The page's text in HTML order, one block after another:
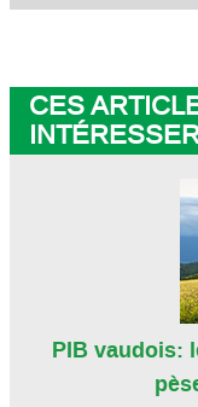
CES
PIB vaudois: